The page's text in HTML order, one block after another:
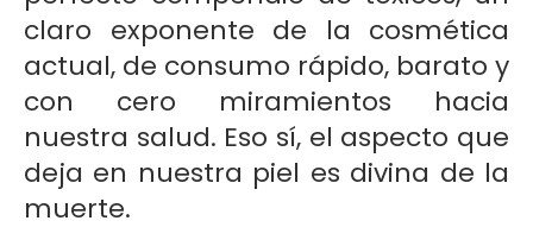
claro exponente de la cosmética
actual, de consumo rápido, barato y
con cero miramientos hacia
nuestra salud. Eso sí, el aspecto que
deja en nuestra piel es divina de la
muerte.